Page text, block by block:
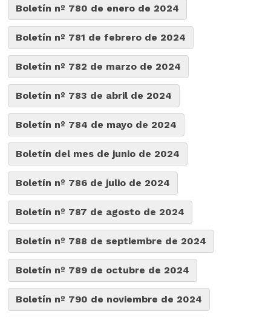
Boletín nº 780 de enero de 2024
Boletín nº 781 de febrero de 2024
Boletín nº 782 de marzo de 2024
Boletín nº 783 de abril de 2024
Boletín nº 784 de mayo de 2024
Boletín del mes de junio de 2024
Boletín nº 786 de julio de 2024
Boletín nº 787 de agosto de 2024
Boletín nº 788 de septiembre de 2024
Boletín nº 789 de octubre de 2024
Boletín nº 790 de noviembre de 2024